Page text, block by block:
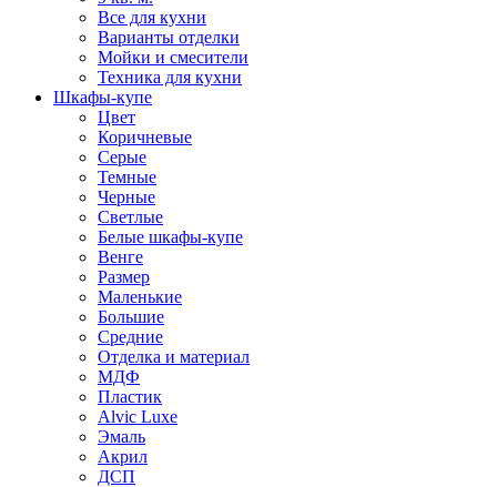
Все для кухни
Варианты отделки
Мойки и смесители
Техника для кухни
Шкафы-купе
Цвет
Коричневые
Серые
Темные
Черные
Светлые
Белые шкафы-купе
Венге
Размер
Маленькие
Большие
Средние
Отделка и материал
МДФ
Пластик
Alvic Luxe
Эмаль
Акрил
ДСП